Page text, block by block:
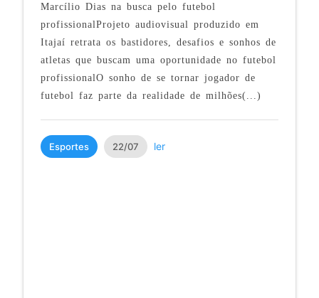
Marcílio Dias na busca pelo futebol
profissionalProjeto audiovisual produzido em
Itajaí retrata os bastidores, desafios e sonhos de
atletas que buscam uma oportunidade no futebol
profissionalO sonho de se tornar jogador de
futebol faz parte da realidade de milhões(...)
Esportes 22/07 ler